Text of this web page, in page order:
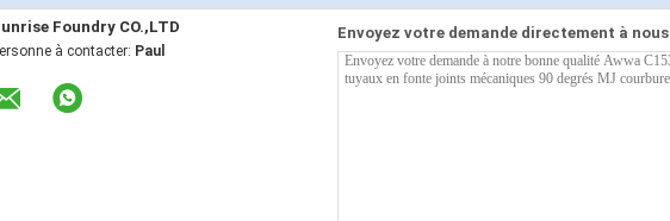
Foundry CO.,LTD
à contacter: Paul
Envoyez votre demande directement à nous